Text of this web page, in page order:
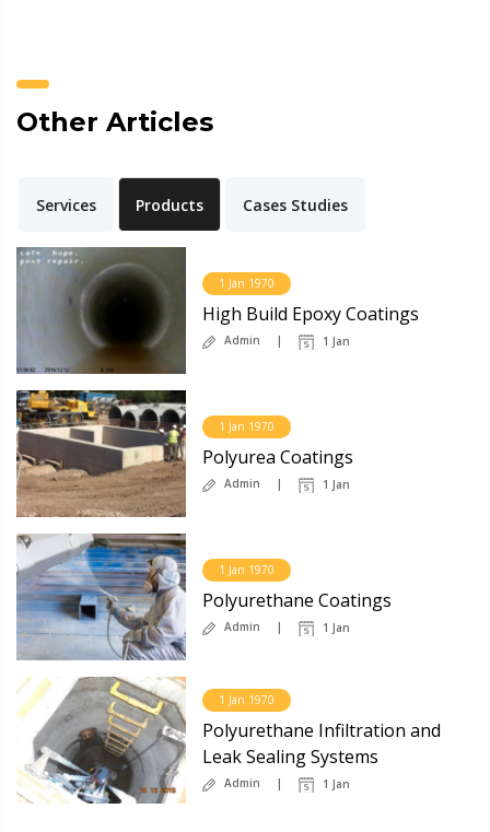
Other Articles
Services Products Cases Studies
1 Jan 1970
High Build Epoxy Coatings
Admin 1 Jan
1 Jan 1970
Polyurea Coatings
Admin 1 Jan
1 Jan 1970
Polyurethane Coatings
Admin 1 Jan
1 Jan 1970
Polyurethane Infiltration and
Leak Sealing Systems
Admin 1 Jan